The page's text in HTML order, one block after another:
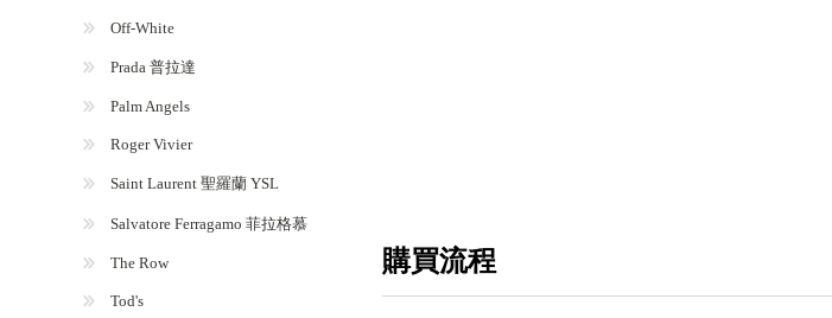
購買流程
Off-White
Prada 普拉達
Palm Angels
Roger Vivier
Saint Laurent 聖羅蘭 YSL
Salvatore Ferragamo 菲拉格慕
The Row
Tod's